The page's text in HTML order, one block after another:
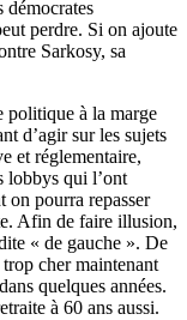
démocrates
perdre. Si on ajoute
Sarkosy, sa
politique à la marge
d’agir sur les sujets
et réglementaire,
lobbys qui l’ont
on pourra repasser
Afin de faire illusion,
« de gauche ». De
cher maintenant
quelques années.
à 60 ans aussi.